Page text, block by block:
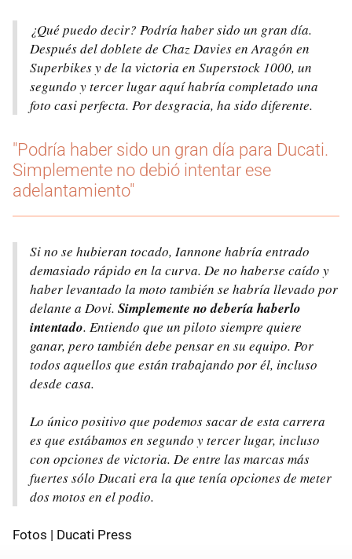
¿Qué puedo decir? Podría haber sido un gran día.
Después del doblete de Chaz Davies en Aragón en
Superbikes y de la victoria en Superstock 1000, un
segundo y tercer lugar aquí habría completado una
foto casi perfecta. Por desgracia, ha sido diferente.
"Podría haber sido un gran día para Ducati.
Simplemente no debió intentar ese
adelantamiento"
Si no se hubieran tocado, Iannone habría entrado
demasiado rápido en la curva. De no haberse caído y
haber levantado la moto también se habría llevado por
delante a Dovi. Simplemente no debería haberlo
intentado. Entiendo que un piloto siempre quiere
ganar, pero también debe pensar en su equipo. Por
todos aquellos que están trabajando por él, incluso
desde casa.
Lo único positivo que podemos sacar de esta carrera
es que estábamos en segundo y tercer lugar, incluso
con opciones de victoria. De entre las marcas más
fuertes sólo Ducati era la que tenía opciones de meter
dos motos en el podio.
Fotos | Ducati Press